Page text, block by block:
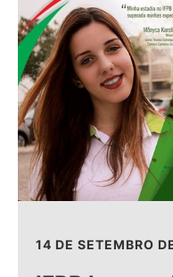
14 DE SETEMBRO